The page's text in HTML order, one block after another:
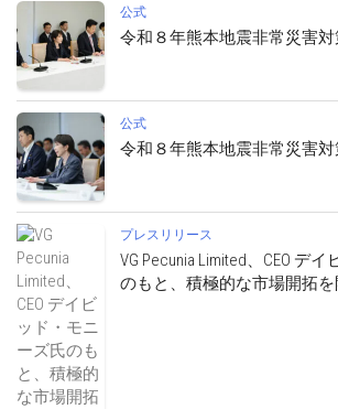
公式
令和８年熊本地震非常災害
公式
令和８年熊本地震非常災害
プレスリリース
VG Pecunia Limited、CEO デ
のもと、積極的な市場開拓